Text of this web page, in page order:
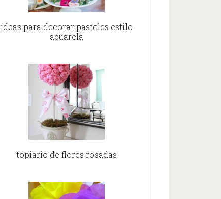
ideas para decorar pasteles estilo
acuarela
topiario de flores rosadas